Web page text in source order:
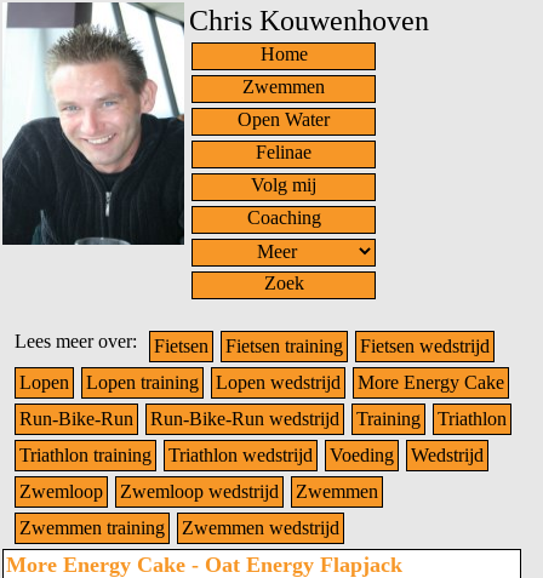
Chris Kouwenhoven
Home
Zwemmen
Open Water
Felinae
Volg mij
Coaching
Zoek
Lees meer over: Fietsen Fietsen training
Fietsen wedstrijd
Lopen
Lopen training Lopen wedstrijd
More Energy Cake
Run-Bike-Run
Run-Bike-Run wedstrijd Training
Triathlon
Triathlon training
Triathlon wedstrijd Voeding
Wedstrijd
Zwemloop
Zwemloop wedstrijd
Zwemmen
Zwemmen training
Zwemmen wedstrijd
More Energy Cake - Oat Energy Flapjack